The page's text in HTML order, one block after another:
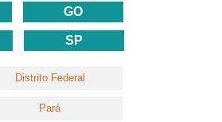
GO
SP
Distrito Federal
Pará